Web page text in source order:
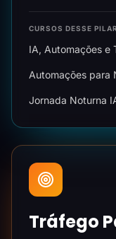
CURSOS DESSE PILAR
IA, Automações e
Automações para
Jornada Noturna
Tráfego